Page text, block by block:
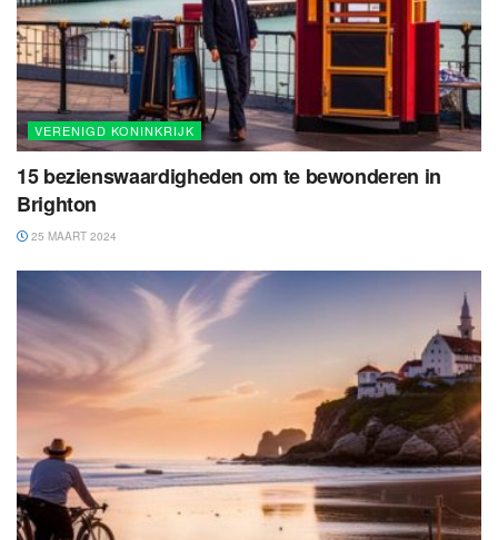
VERENIGD KONINKRIJK
15 bezienswaardigheden om te bewonderen in
Brighton
25 MAART 2024